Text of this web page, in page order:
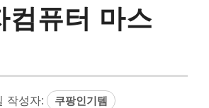
컴퓨터 마스
작성자: 쿠팡인기템